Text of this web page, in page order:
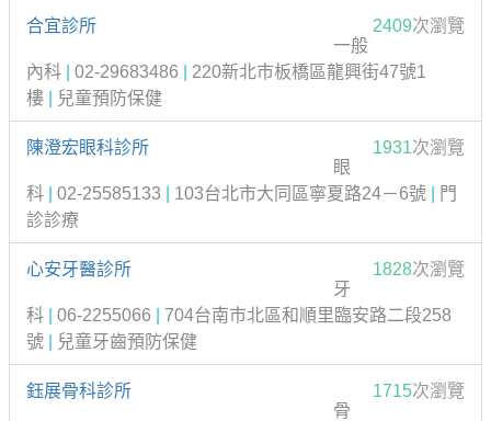
合宜診所 2409次瀏覽
一般
內科
02-29683486
220新北市板橋區龍興街47號1
樓
兒童預防保健
陳澄宏眼科診所 1931次瀏覽
眼
科
02-25585133 103台北市大同區寧夏路24－6號
門
診診療
心安牙醫診所 1828次瀏覽
牙
科
06-2255066
704台南市北區和順里臨安路二段258
號
兒童牙齒預防保健
鈺展骨科診所 1715次瀏覽
骨